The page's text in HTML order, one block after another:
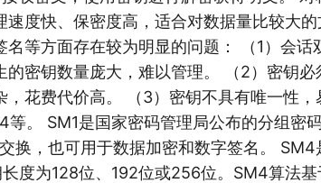
速度快、保密度高，适合对数据量比较大
名等方面存在较为明显的问题： （1）会
的密钥数量庞大，难以管理。 （2）密钥
，花费代价高。 （3）密钥不具有唯一性
等。 SM1是国家密码管理局公布的分组密
换，也可用于数据加密和数字签名。
度为128位、192位或256位。SM4算法